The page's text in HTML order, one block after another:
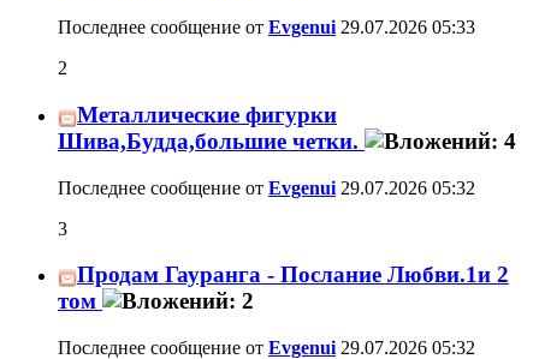
Последнее сообщение от Evgenui 29.07.2026 05:33
2
Металлические фигурки
Шива,Будда,большие четки.
Последнее сообщение от Evgenui 29.07.2026 05:32
3
Продам Гауранга - Послание Любви.1и 2
том
Последнее сообщение от Evgenui 29.07.2026 05:32